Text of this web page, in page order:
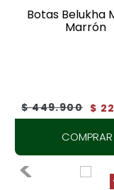
Botas Belukha
Marrón
$ 449.900 $
COMPRAR